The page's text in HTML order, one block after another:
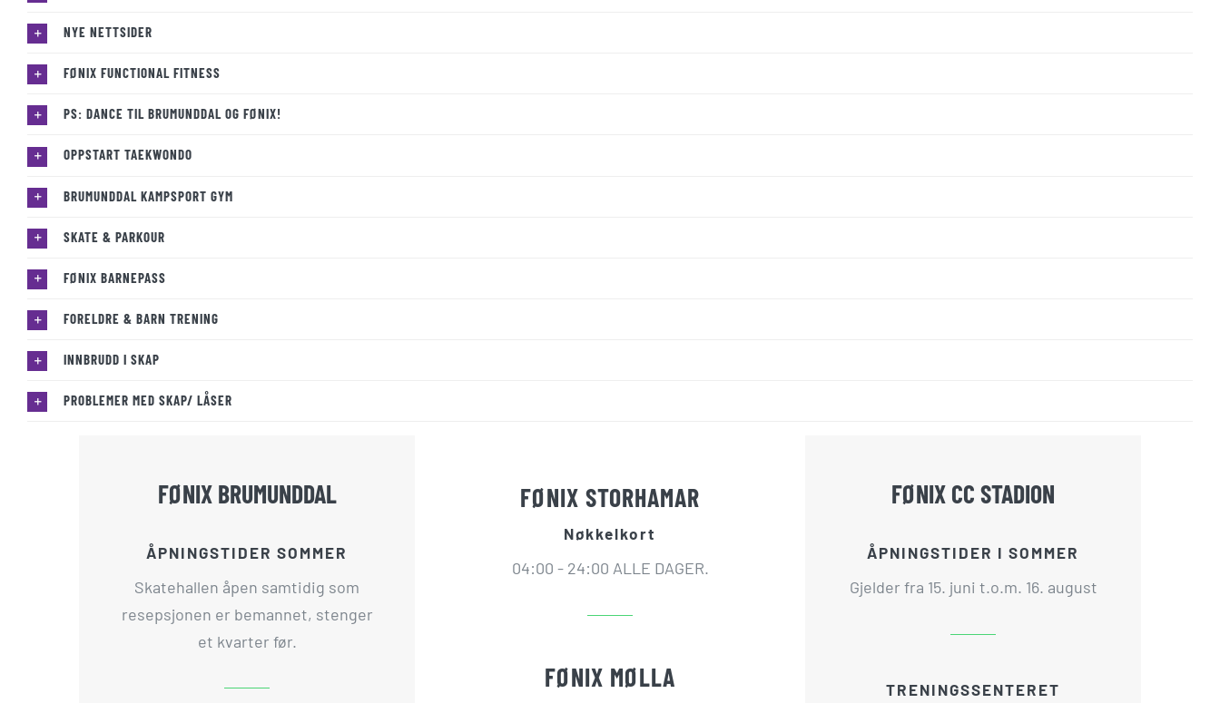
NYE NETTSIDER
FØNIX FUNCTIONAL FITNESS
PS: DANCE TIL BRUMUNDDAL OG FØNIX!
OPPSTART TAEKWONDO
BRUMUNDDAL KAMPSPORT GYM
SKATE & PARKOUR
FØNIX BARNEPASS
FORELDRE & BARN TRENING
INNBRUDD I SKAP
PROBLEMER MED SKAP/ LÅSER
FØNIX BRUMUNDDAL
ÅPNINGSTIDER SOMMER
Skatehallen åpen samtidig som
resepsjonen er bemannet, stenger
et kvarter før.
FØNIX STORHAMAR
Nøkkelkort
04:00 - 24:00 ALLE DAGER.
FØNIX MØLLA
FØNIX CC STADION
ÅPNINGSTIDER I SOMMER
Gjelder fra 15. juni t.o.m. 16. august
TRENINGSSENTERET